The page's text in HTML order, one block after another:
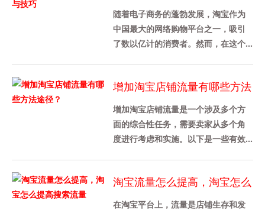
随着电子商务的蓬勃发展，淘宝作为
中国最大的网络购物平台之一，吸引
了数以亿计的消费者。然而，在这个
心......
增加淘宝店铺流量有哪些方法
途径？
增加淘宝店铺流量是一个涉及多个方
面的综合性任务，需要卖家从多个角
度进行考虑和实施。以下是一些有效
淘宝流量怎么提高，淘宝怎么
提高搜索流量
在淘宝平台上，流量是店铺生存和发